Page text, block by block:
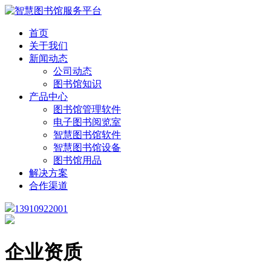
首页
关于我们
新闻动态
公司动态
图书馆知识
产品中心
图书馆管理软件
电子图书阅览室
智慧图书馆软件
智慧图书馆设备
图书馆用品
解决方案
合作渠道
13910922001
企业资质